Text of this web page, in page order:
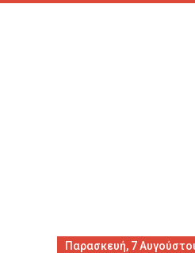
Παρασκευή, 7